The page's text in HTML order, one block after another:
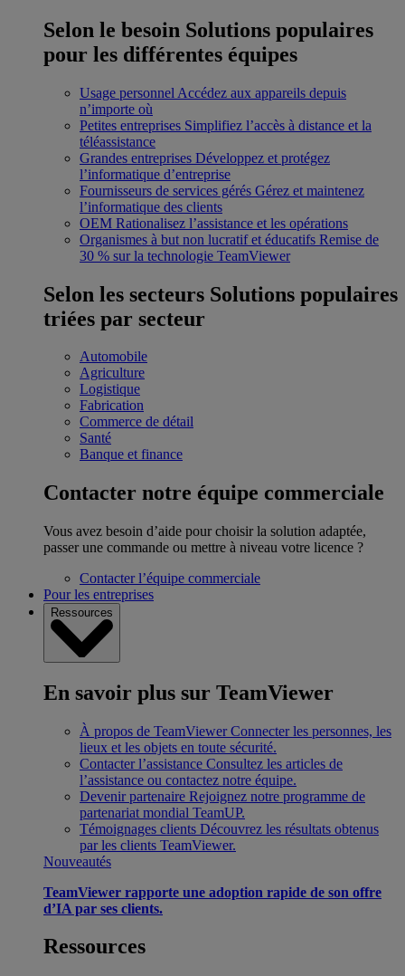
Selon le besoin Solutions populaires
pour les différentes équipes
Usage personnel Accédez aux appareils depuis
n’importe où
Petites entreprises Simplifiez l’accès à distance et la
téléassistance
Grandes entreprises Développez et protégez
l’informatique d’entreprise
Fournisseurs de services gérés Gérez et maintenez
l’informatique des clients
OEM Rationalisez l’assistance et les opérations
Organismes à but non lucratif et éducatifs Remise de
30 % sur la technologie TeamViewer
Selon les secteurs Solutions populaires
triées par secteur
Automobile
Agriculture
Logistique
Fabrication
Commerce de détail
Santé
Banque et finance
Contacter notre équipe commerciale
Vous avez besoin d’aide pour choisir la solution adaptée,
passer une commande ou mettre à niveau votre licence ?
Contacter l’équipe commerciale
Pour les entreprises
Ressources
En savoir plus sur TeamViewer
À propos de TeamViewer Connecter les personnes, les
lieux et les objets en toute sécurité.
Contacter l’assistance Consultez les articles de
l’assistance ou contactez notre équipe.
Devenir partenaire Rejoignez notre programme de
partenariat mondial TeamUP.
Témoignages clients Découvrez les résultats obtenus
par les clients TeamViewer.
Nouveautés
TeamViewer rapporte une adoption rapide de son offre
d’IA par ses clients.
Ressources